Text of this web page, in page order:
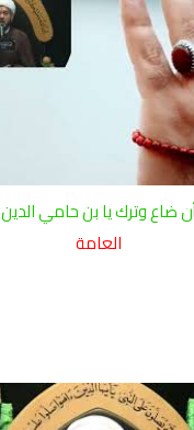
ضاع وترك يا بن حامي الدين
العامة